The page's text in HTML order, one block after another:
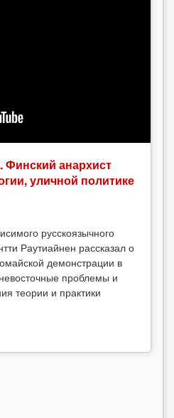
Финский анархист
уличной политике
русскоязычного
Раутиайнен рассказал о
демонстрации в
проблемы и
теории и практики